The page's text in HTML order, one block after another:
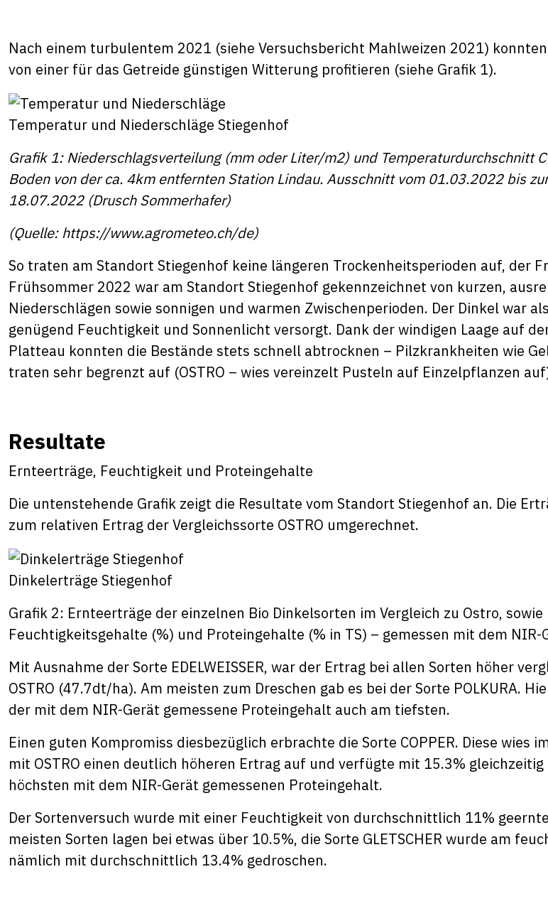
Nach einem turbulentem 2021 (siehe Versuchsbericht Mahlweizen 2021)
von einer für das Getreide günstigen Witterung profitieren (siehe Grafik 1).
Temperatur und Niederschläge Stiegenhof
Grafik 1: Niederschlagsverteilung (mm oder Liter/m2) und Temperaturdurchschnitt
Boden von der ca. 4km entfernten Station Lindau. Ausschnitt vom 01.03.2022 bis
18.07.2022 (Drusch Sommerhafer)
(Quelle:https://www.agrometeo.ch/de)
So traten am Standort Stiegenhof keine längeren Trockenheitsperioden auf, der
Frühsommer 2022 war am Standort Stiegenhof gekennzeichnet von kurzen,
Niederschlägen sowie sonnigen und warmen Zwischenperioden. Der Dinkel war
genügend Feuchtigkeit und Sonnenlicht versorgt. Dank der windigen Laage auf
Platteau konnten die Bestände stets schnell abtrocknen – Pilzkrankheiten wie
traten sehr begrenzt auf (OSTRO – wies vereinzelt Pusteln auf Einzelpflanzen
Resultate
Ernteerträge, Feuchtigkeit und Proteingehalte
Die untenstehende Grafik zeigt die Resultate vom Standort Stiegenhof an. Die
zum relativen Ertrag der Vergleichssorte OSTRO umgerechnet.
Dinkelerträge Stiegenhof
Grafik 2: Ernteerträge der einzelnen Bio Dinkelsorten im Vergleich zu Ostro, sowie
Feuchtigkeitsgehalte (%) und Proteingehalte (% in TS) – gemessen mit dem NIR-
Mit Ausnahme der Sorte EDELWEISSER, war der Ertrag bei allen Sorten höher
OSTRO (47.7dt/ha). Am meisten zum Dreschen gab es bei der Sorte POLKURA.
der mit dem NIR-Gerät gemessene Proteingehalt auch am tiefsten.
Einen guten Kompromiss diesbezüglich erbrachte die Sorte COPPER. Diese wies
mit OSTRO einen deutlich höheren Ertrag auf und verfügte mit 15.3% gleichzeitig
höchsten mit dem NIR-Gerät gemessenen Proteingehalt.
Der Sortenversuch wurde mit einer Feuchtigkeit von durchschnittlich 11%
meisten Sorten lagen bei etwas über 10.5%, die Sorte GLETSCHER wurde am
nämlich mit durchschnittlich 13.4% gedroschen.